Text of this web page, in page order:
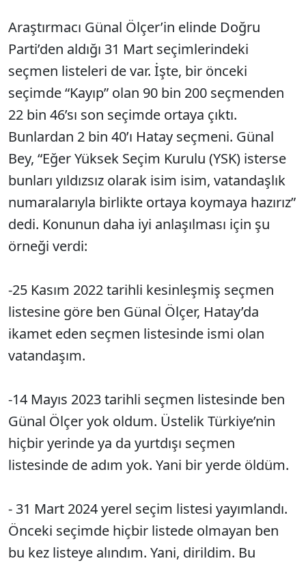
Araştırmacı Günal Ölçer’in elinde Doğru
Parti’den aldığı 31 Mart seçimlerindeki
seçmen listeleri de var. İşte, bir önceki
seçimde “Kayıp” olan 90 bin 200 seçmenden
22 bin 46’sı son seçimde ortaya çıktı.
Bunlardan 2 bin 40’ı Hatay seçmeni. Günal
Bey, “Eğer Yüksek Seçim Kurulu (YSK) isterse
bunları yıldızsız olarak isim isim, vatandaşlık
numaralarıyla birlikte ortaya koymaya hazırız”
dedi. Konunun daha iyi anlaşılması için şu
örneği verdi:
-25 Kasım 2022 tarihli kesinleşmiş seçmen
listesine göre ben Günal Ölçer, Hatay’da
ikamet eden seçmen listesinde ismi olan
vatandaşım.
-14 Mayıs 2023 tarihli seçmen listesinde ben
Günal Ölçer yok oldum. Üstelik Türkiye’nin
hiçbir yerinde ya da yurtdışı seçmen
listesinde de adım yok. Yani bir yerde öldüm.
- 31 Mart 2024 yerel seçim listesi yayımlandı.
Önceki seçimde hiçbir listede olmayan ben
bu kez listeye alındım. Yani, dirildim. Bu